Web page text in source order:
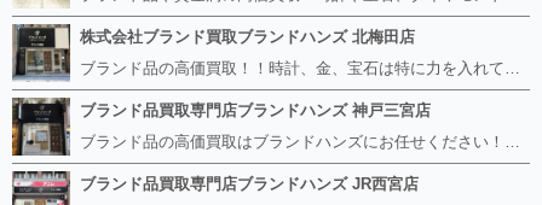
株式会社ブランド買取ブランドハンズ 北梅田店
ブランド品の高価買取！！時計、金、宝石は特に力を入れています！ ルイヴィトン、シャネル、ロレックス、エルメスはもちろん、グッチ、プラダ、セリーヌ、フェンディなどなど、 その他ブランド食器、銀シルバー製品、美容機器、脱毛器、スマホなど幅広く取り扱っているので まずは無料査定にお越しください！ 手数料は全て無料！全国対応の宅配買取も行っておりますのでお気軽にご連絡下さい！
ブランド品買取専門店ブランドハンズ 神戸三宮店
ブランド品の高価買取はブランドハンズにお任せください！！ 高騰し続けている金・貴金属はもちろん、ルイヴィトン、エルメス、シャネル、ロレックスは特に力を入れております。 その他ブランド食器、銀シルバー製品、美容機器、脱毛器、スマホなど幅広く取り扱っております！ 鑑定士は経験豊富で親切丁寧な対応を心がけております。 鑑定書がないものでもしっかり見させて頂きます。
ブランド品買取専門店ブランドハンズ JR西宮店